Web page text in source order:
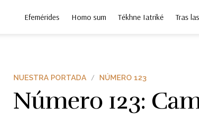
Efemérides Homo sum Tékhne Iatriké Tras
NUESTRA PORTADA NÚMERO 123
Número 123: